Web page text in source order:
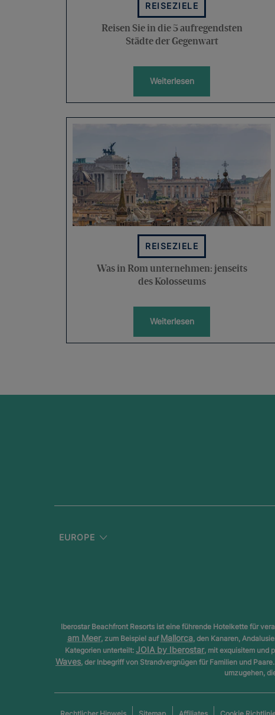
REISEZIELE
Reisen Sie in die 5 aufregendsten
Städte der Gegenwart
Weiterlesen
REISEZIELE
Was in Rom unternehmen: jenseits
des Kolosseums
Weiterlesen
EUROPE
Iberostar Beachfront Resorts ist eine führende Hotelkette für
am Meer, zum Beispiel auf Mallorca, den Kanaren,
Kategorien unterteilt: JOIA by Iberostar, mit exquisitem und
Waves, der Inbegriff von Strandvergnügen für Familien und
umzugehen,